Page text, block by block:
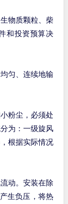
物质颗粒、柴
和投资预算决
匀、连续地输
粉尘，必须处
为：一级旋风
根据实际情况
动。安装在除
生负压，将热